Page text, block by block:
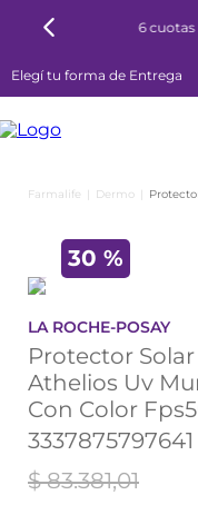
6 cuotas
Elegí tu forma de Entrega
Dermo
30 %
LA ROCHE-POSAY
Protector
Athelios Uv
Con Color
3337875797641
$ 83.381,01